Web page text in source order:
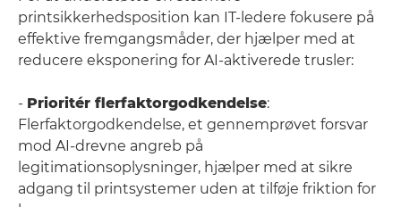
printsikkerhedsposition kan IT-ledere fokusere på
effektive fremgangsmåder, der hjælper med at
reducere eksponering for AI-aktiverede trusler:
- Prioritér flerfaktorgodkendelse:
Flerfaktorgodkendelse, et gennemprøvet forsvar
mod AI-drevne angreb på
legitimationsoplysninger, hjælper med at sikre
adgang til printsystemer uden at tilføje friktion for